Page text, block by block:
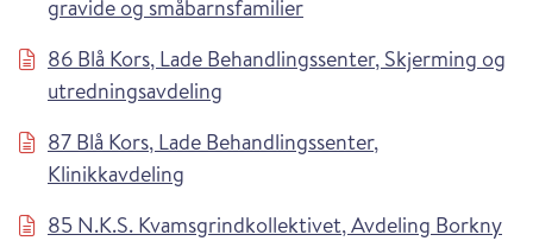
gravide og småbarnsfamilier
86 Blå Kors, Lade Behandlingssenter, Skjerming og
utredningsavdeling
87 Blå Kors, Lade Behandlingssenter,
Klinikkavdeling
85 N.K.S. Kvamsgrindkollektivet, Avdeling Borkny